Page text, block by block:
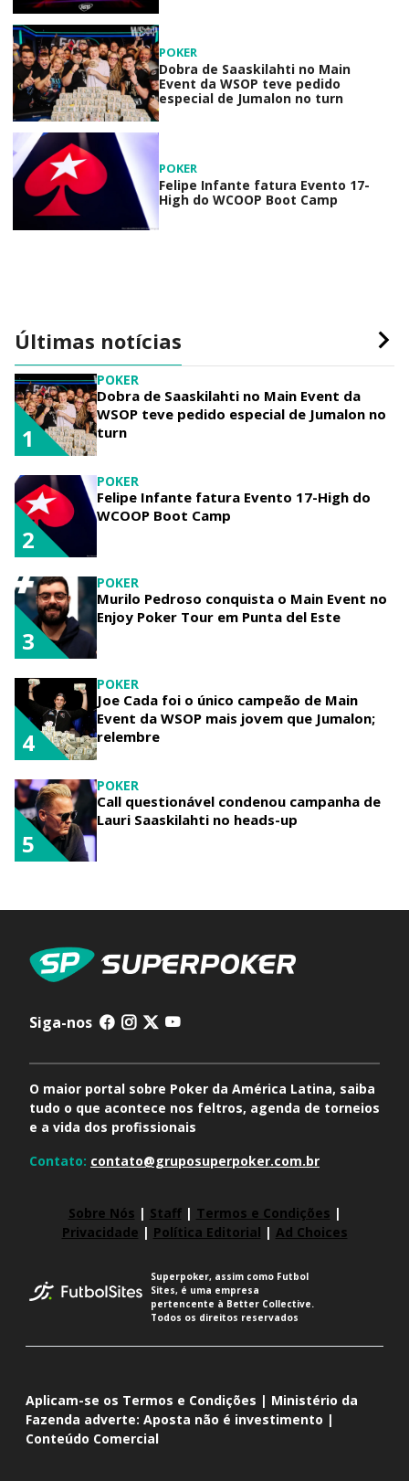
POKER
Dobra de Saaskilahti no Main
Event da WSOP teve pedido
especial de Jumalon no turn
POKER
Felipe Infante fatura Evento 17-
High do WCOOP Boot Camp
Últimas notícias
POKER
Dobra de Saaskilahti no Main Event da
WSOP teve pedido especial de Jumalon no
turn
1
POKER
Felipe Infante fatura Evento 17-High do
WCOOP Boot Camp
2
POKER
Murilo Pedroso conquista o Main Event no
Enjoy Poker Tour em Punta del Este
3
POKER
Joe Cada foi o único campeão de Main
Event da WSOP mais jovem que Jumalon;
relembre
4
POKER
Call questionável condenou campanha de
Lauri Saaskilahti no heads-up
5
Siga-nos
O maior portal sobre Poker da América Latina, saiba
tudo o que acontece nos feltros, agenda de torneios
e a vida dos profissionais
Contato: contato@gruposuperpoker.com.br
Sobre Nós | Staff| Termos e Condições |
Privacidade | Política Editorial | Ad Choices
Superpoker, assim como Futbol
Sites, é uma empresa
pertencente à Better Collective.
Todos os direitos reservados
Aplicam-se os Termos e Condições | Ministério da
Fazenda adverte: Aposta não é investimento |
Conteúdo Comercial